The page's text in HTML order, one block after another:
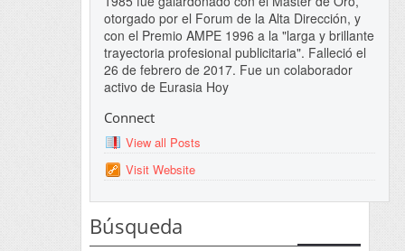
otorgado por el Forum de la Alta Dirección, y
con el Premio AMPE 1996 a la "larga y brillante
trayectoria profesional publicitaria". Falleció el
26 de febrero de 2017. Fue un colaborador
activo de Eurasia Hoy
Connect
View all Posts
Visit Website
Búsqueda